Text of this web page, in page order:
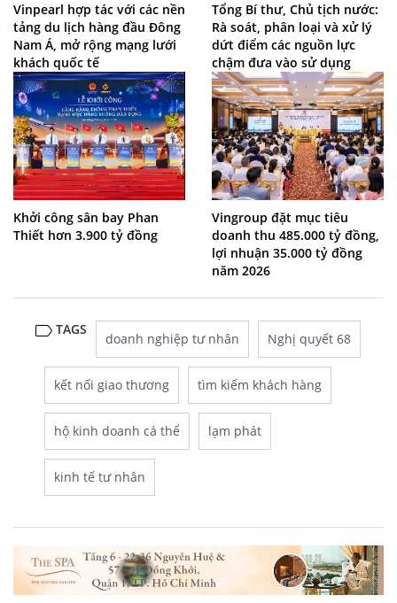
Vinpearl hợp tác với các nền
tảng du lịch hàng đầu Đông
Nam Á, mở rộng mạng lưới
khách quốc tế
Tổng Bí thư, Chủ tịch nước:
Rà soát, phân loại và xử lý
dứt điểm các nguồn lực
chậm đưa vào sử dụng
Khởi công sân bay Phan
Thiết hơn 3.900 tỷ đồng
Vingroup đặt mục tiêu
doanh thu 485.000 tỷ đồng,
lợi nhuận 35.000 tỷ đồng
năm 2026
TAGS
doanh nghiệp tư nhân Nghị quyết 68
kết nối giao thương tìm kiếm khách hàng
hộ kinh doanh cá thể lạm phát
kinh tế tư nhân